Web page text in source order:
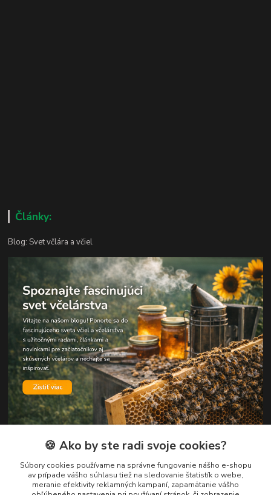
Články:
Blog: Svet včlára a včiel
Kontakty
Zákaznická podpora
🍪 Ako by ste radi svoje cookies?
Súbory cookies používame na správne fungovanie nášho e-shopu
av prípade vášho súhlasu tiež na sledovanie štatistík o webe,
meranie efektivity reklamných kampaní, zapamätanie vášho